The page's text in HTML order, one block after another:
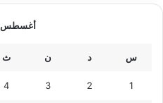
أغسطس 2026
س د ن ث
1
2
3
4